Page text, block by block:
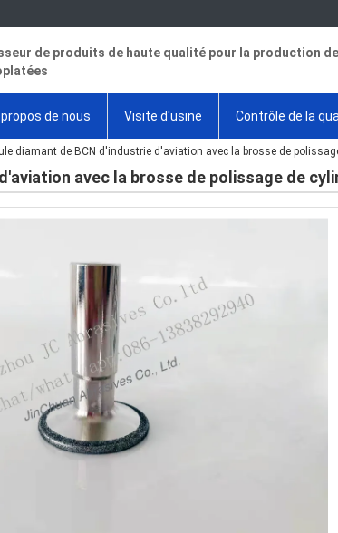
de produits de haute qualité pour la production
de nous Visite d'usine Contrôle de la
diamant de BCN d'industrie d'aviation avec la brosse de
avec la brosse de polissage de